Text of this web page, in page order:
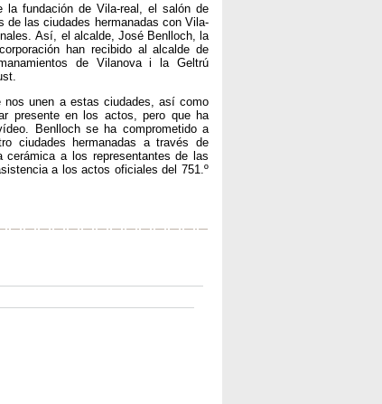
la fundación de Vila-real, el salón de
de las ciudades hermanadas con Vila-
Así, el alcalde, José Benlloch, la
han recibido al alcalde de
de Vilanova i la Geltrú
unen a estas ciudades, así como
presente en los actos, pero que ha
Benlloch se ha comprometido a
ciudades hermanadas a través de
cerámica a los representantes de las
a los actos oficiales del 751.º